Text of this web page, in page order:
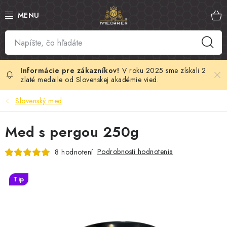
na
SLOVENSKÝ MED
MANUKA MED
VČELÍ PEĽ
MATERSKÁ KAŠIČKA
VČELÍ JED
V roku 2025 sme získali 2
zlaté medaile od Slovenskej akadémie vied.
Slovenský med
Med s pergou 250g
8 hodnotení Podrobnosti hodnotenia
Tip